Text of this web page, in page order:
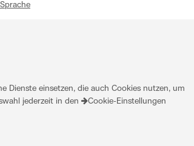
Dienste einsetzen, die auch Cookies nutzen, um
jederzeit in den
Cookie-Einstellungen